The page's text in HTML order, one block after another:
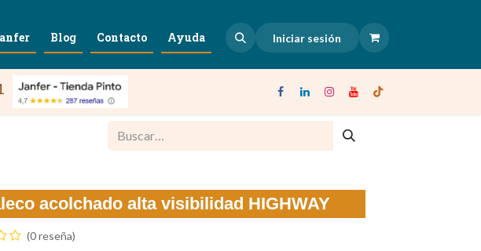
Blog Contacto Ayuda Iniciar sesión
acolchado alta visibilidad HIGHWAY
(0 reseña)